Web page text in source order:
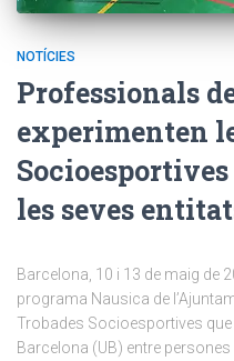
NOTÍCIES
Professionals
experimenten
les seves
Barcelona, 10 i 13 de maig de
programa Nausica de
Trobades Socioesportives
Barcelona (UB) entre